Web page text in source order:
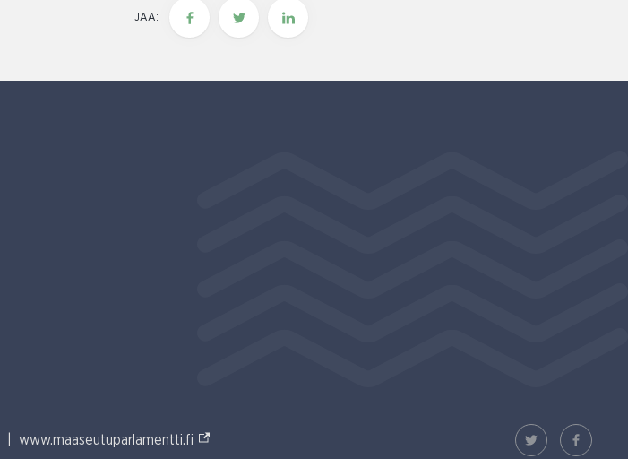
JAA:
www.maaseutuparlamentti.fi (Ulkoinen linkki)